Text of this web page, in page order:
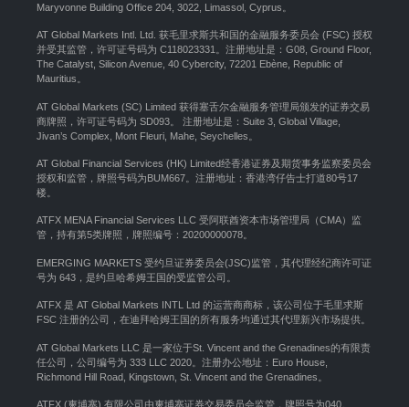
Maryvonne Building Office 204, 3022, Limassol, Cyprus。
AT Global Markets Intl. Ltd. 获毛里求斯共和国的金融服务委员会 (FSC) 授权
并受其监管，许可证号码为 C118023331。注册地址是：G08, Ground Floor,
The Catalyst, Silicon Avenue, 40 Cybercity, 72201 Ebène, Republic of
Mauritius。
AT Global Markets (SC) Limited 获得塞舌尔金融服务管理局颁发的证券交易
商牌照，许可证号码为 SD093。 注册地址是：Suite 3, Global Village,
Jivan’s Complex, Mont Fleuri, Mahe, Seychelles。
AT Global Financial Services (HK) Limited经香港证券及期货事务监察委员会
授权和监管，牌照号码为BUM667。注册地址：香港湾仔告士打道80号17
楼。
ATFX MENA Financial Services LLC 受阿联酋资本市场管理局（CMA）监
管，持有第5类牌照，牌照编号：20200000078。
EMERGING MARKETS 受约旦证券委员会(JSC)监管，其代理经纪商许可证
号为 643，是约旦哈希姆王国的受监管公司。
ATFX 是 AT Global Markets INTL Ltd 的运营商商标，该公司位于毛里求斯
FSC 注册的公司，在迪拜哈姆王国的所有服务均通过其代理新兴市场提供。
AT Global Markets LLC 是一家位于St. Vincent and the Grenadines的有限责
任公司，公司编号为 333 LLC 2020。注册办公地址：Euro House,
Richmond Hill Road, Kingstown, St. Vincent and the Grenadines。
ATFX (柬埔寨) 有限公司由柬埔寨证券交易委员会监管，牌照号为040。